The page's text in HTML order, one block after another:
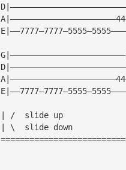
| /  slide up
| \  slide down